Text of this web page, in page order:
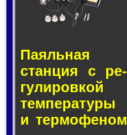
Паяльная
стан­ция с ре­
гу­ли­ров­кой
тем­пе­ра­ту­ры
и тер­мо­фе­ном